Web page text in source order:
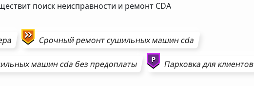
поиск неисправности и ремонт CDA
Срочный ремонтсушильных машинcda
машинcdaбез предоплаты Парковка для клиентов